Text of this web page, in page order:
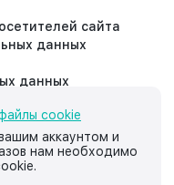
сайта
данных
данных
данных третьим
cookie
аккаунтом и
нам необходимо